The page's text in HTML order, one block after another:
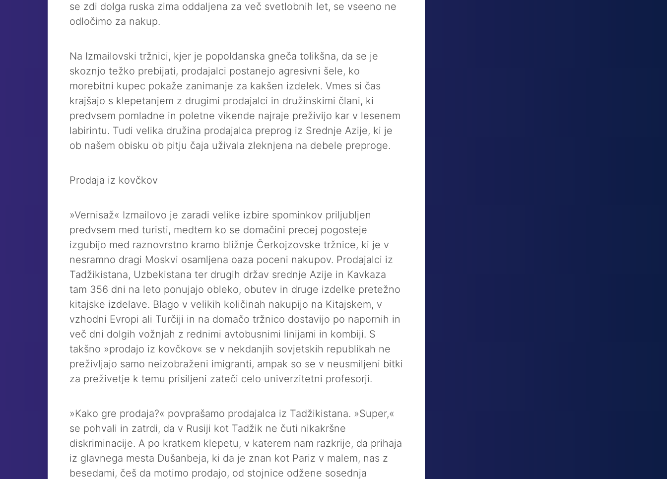
se zdi dolga ruska zima oddaljena za več svetlobnih let, se vseeno ne
odločimo za nakup.
Na Izmailovski tržnici, kjer je popoldanska gneča tolikšna, da se je
skoznjo težko prebijati, prodajalci postanejo agresivni šele, ko
morebitni kupec pokaže zanimanje za kakšen izdelek. Vmes si čas
krajšajo s klepetanjem z drugimi prodajalci in družinskimi člani, ki
predvsem pomladne in poletne vikende najraje preživijo kar v lesenem
labirintu. Tudi velika družina prodajalca preprog iz Srednje Azije, ki je
ob našem obisku ob pitju čaja uživala zleknjena na debele preproge.
Prodaja iz kovčkov
»Vernisaž« Izmailovo je zaradi velike izbire spominkov priljubljen
predvsem med turisti, medtem ko se domačini precej pogosteje
izgubijo med raznovrstno kramo bližnje Čerkojzovske tržnice, ki je v
nesramno dragi Moskvi osamljena oaza poceni nakupov. Prodajalci iz
Tadžikistana, Uzbekistana ter drugih držav srednje Azije in Kavkaza
tam 356 dni na leto ponujajo obleko, obutev in druge izdelke pretežno
kitajske izdelave. Blago v velikih količinah nakupijo na Kitajskem, v
vzhodni Evropi ali Turčiji in na domačo tržnico dostavijo po napornih in
več dni dolgih vožnjah z rednimi avtobusnimi linijami in kombiji. S
takšno »prodajo iz kovčkov« se v nekdanjih sovjetskih republikah ne
preživljajo samo neizobraženi imigranti, ampak so se v neusmiljeni bitki
za preživetje k temu prisiljeni zateči celo univerzitetni profesorji.
»Kako gre prodaja?« povprašamo prodajalca iz Tadžikistana. »Super,«
se pohvali in zatrdi, da v Rusiji kot Tadžik ne čuti nikakršne
diskriminacije. A po kratkem klepetu, v katerem nam razkrije, da prihaja
iz glavnega mesta Dušanbeja, ki da je znan kot Pariz v malem, nas z
besedami, češ da motimo prodajo, od stojnice odžene sosednja